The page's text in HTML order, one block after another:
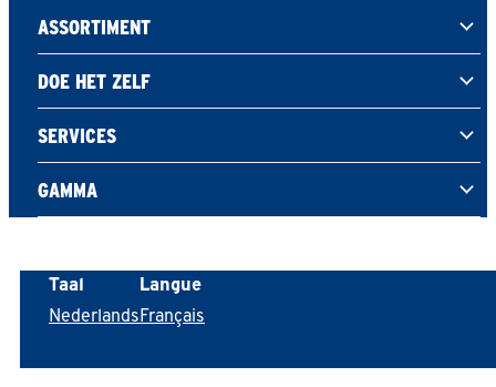
ASSORTIMENT
DOE HET ZELF
SERVICES
GAMMA
Taal
Nederlands
Langue
Français